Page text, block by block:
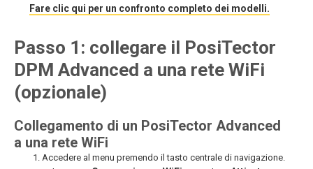
Fare clic qui per un confronto completo dei modelli.
Passo 1: collegare il PosiTector
DPM Advanced a una rete WiFi
(opzionale)
Collegamento di un PosiTector Advanced
a una rete WiFi
Accedere al menu premendo il tasto centrale di navigazione.